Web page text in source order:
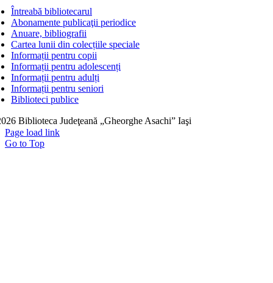
Întreabă bibliotecarul
Abonamente publicaţii periodice
Anuare, bibliografii
Cartea lunii din colecțiile speciale
Informații pentru copii
Informații pentru adolescenți
Informații pentru adulți
Informații pentru seniori
Biblioteci publice
Biblioteca Judeţeană „Gheorghe Asachi” Iaşi
Page load link
Go to Top